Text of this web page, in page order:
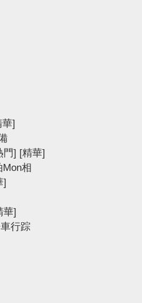
華]
門] [精華]
相
]
華]
行踪